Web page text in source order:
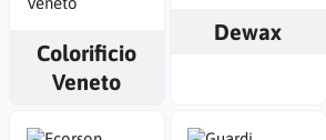
Colorificio
Veneto
Dewax